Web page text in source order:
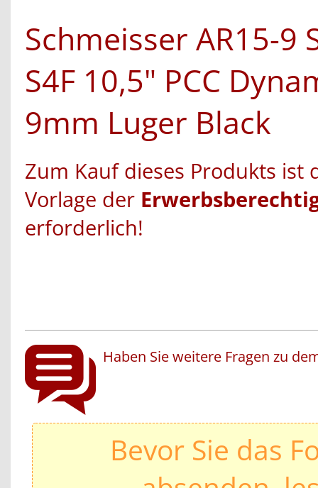
Schmeisser AR15-9
S4F 10,5" PCC
9mm Luger Black
Zum Kauf dieses Produkts ist
Vorlage der
erforderlich!
Haben Sie weitere Fragen zu
Bevor Sie das